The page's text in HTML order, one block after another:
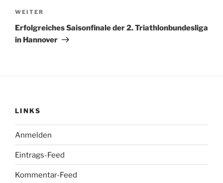
Nächster
Beitrag
WEITER
Erfolgreiches Saisonfinale der 2. Triathlonbundesliga
in Hannover
LINKS
Anmelden
Eintrags-Feed
Kommentar-Feed